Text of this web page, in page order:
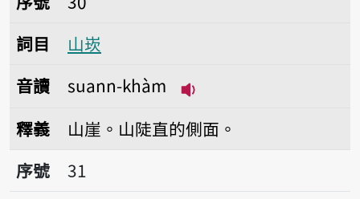
詞目
山崁
音讀
suann-khàm
釋義
山崖。山陡直的側面。
序號31山空
序號
31